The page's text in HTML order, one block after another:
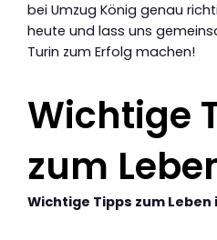
bei Umzug König genau
heute und lass uns
Turin zum Erfolg machen!
Wichtige
zum
Wichtige Tipps zum Leben